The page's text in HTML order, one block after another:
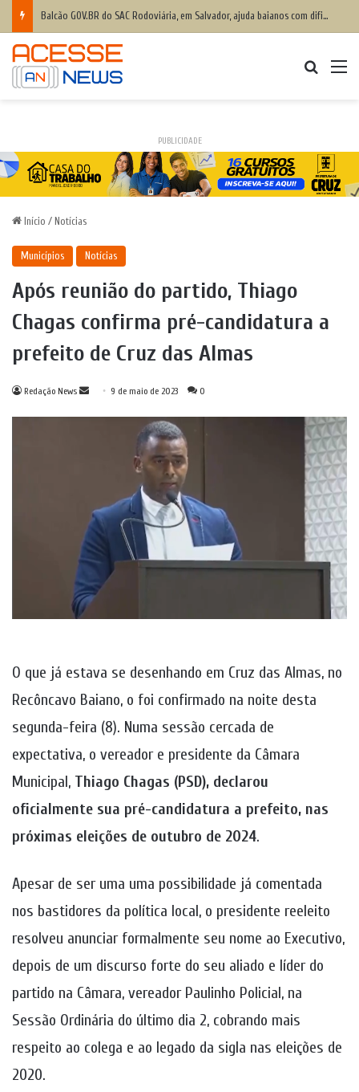
Balcão GOV.BR do SAC Rodoviária, em Salvador, ajuda baianos com dificuldades de acesso a serviços digitais
PUBLICIDADE
Início / Notícias
Municípios Notícias
Após reunião do partido, Thiago
Chagas confirma pré-candidatura a
prefeito de Cruz das Almas
Redação News
Mande9 de maio de 2023 0
O que já estava se desenhando em Cruz das Almas, no
Recôncavo Baiano, o foi confirmado na noite desta
segunda-feira (8). Numa sessão cercada de
expectativa, o vereador e presidente da Câmara
Municipal, Thiago Chagas (PSD), declarou
oficialmente sua pré-candidatura a prefeito, nas
próximas eleições de outubro de 2024.
Apesar de ser uma uma possibilidade já comentada
nos bastidores da política local, o presidente reeleito
resolveu anunciar formalmente seu nome ao Executivo,
depois de um discurso forte do seu aliado e líder do
partido na Câmara, vereador Paulinho Policial, na
Sessão Ordinária do último dia 2, cobrando mais
respeito ao colega e ao legado da sigla nas eleições de
2020.